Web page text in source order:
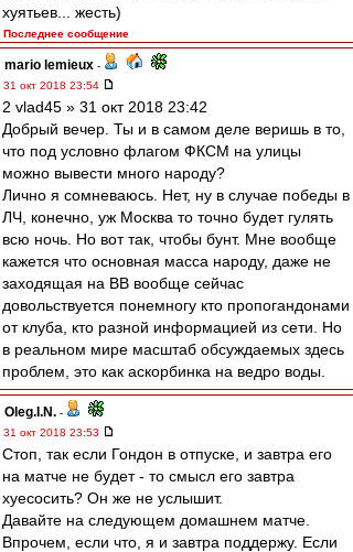
хуятьев... жесть)
Последнее сообщение
mario lemieux -
31 окт 2018 23:54
2 vlad45 » 31 окт 2018 23:42
Добрый вечер. Ты и в самом деле веришь в то,
что под условно флагом ФКСМ на улицы
можно вывести много народу?
Лично я сомневаюсь. Нет, ну в случае победы в
ЛЧ, конечно, уж Москва то точно будет гулять
всю ночь. Но вот так, чтобы бунт. Мне вообще
кажется что основная масса народу, даже не
заходящая на ВВ вообще сейчас
довольствуется понемногу кто пропогандонами
от клуба, кто разной информацией из сети. Но
в реальном мире масштаб обсуждаемых здесь
проблем, это как аскорбинка на ведро воды.
Oleg.I.N. -
31 окт 2018 23:53
Стоп, так если Гондон в отпуске, и завтра его
на матче не будет - то смысл его завтра
хуесосить? Он же не услышит.
Давайте на следующем домашнем матче.
Впрочем, если что, я и завтра поддержу. Если